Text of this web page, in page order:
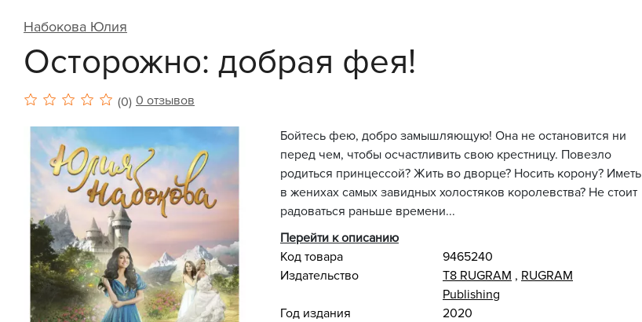
Набокова Юлия
Осторожно: добрая фея!
(0) 0 отзывов
Бойтесь фею, добро замышляющую! Она не остановится ни
перед чем, чтобы осчастливить свою крестницу. Повезло
родиться принцессой? Жить во дворце? Носить корону? Иметь
в женихах самых завидных холостяков королевства? Не стоит
радоваться раньше времени...
Перейти к описанию
Код товара
9465240
Издательство
Т8 RUGRAM , RUGRAM
Publishing
Год издания
2020